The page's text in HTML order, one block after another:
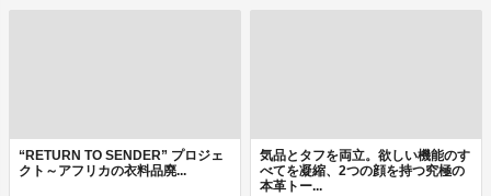
“RETURN TO SENDER” プロジェ
クト​～アフリカの衣料品廃...
気品とタフを両立。欲しい機能のす
べてを凝縮、2つの顔を持つ究極の
本革トー...